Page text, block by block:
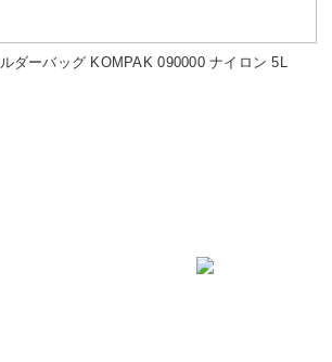
ダーバッグ KOMPAK 090000 ナイロン 5L